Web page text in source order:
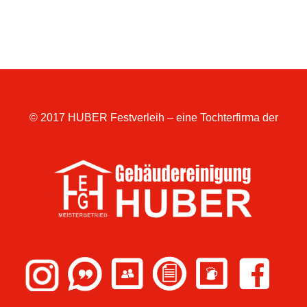
© 2017 HUBER Festverleih – eine Tochterfirma der